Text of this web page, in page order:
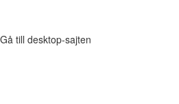
Gå till desktop-sajten